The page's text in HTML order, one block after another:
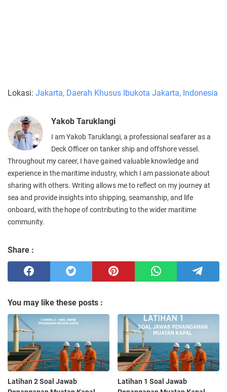
Lokasi: Jakarta, Daerah Khusus Ibukota Jakarta, Indonesia
Yakob Taruklangi
I am Yakob Taruklangi, a professional seafarer as a
Deck Officer on tanker ship and offshore vessel.
Throughout my career, I have gained valuable knowledge and
experience in the maritime industry, which I am passionate about
sharing with others. Writing allows me to reflect on my journey at
sea and provide insights into shipping, seamanship, and life
onboard, with the hope of contributing to the wider maritime
community.
Share :
You may like these posts :
Latihan 2 Soal Jawab
Latihan 1 Soal Jawab